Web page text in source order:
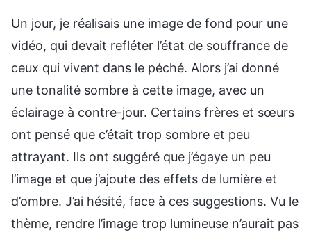
Un jour, je réalisais une image de fond pour une
vidéo, qui devait refléter l’état de souffrance de
ceux qui vivent dans le péché. Alors j’ai donné
une tonalité sombre à cette image, avec un
éclairage à contre-jour. Certains frères et sœurs
ont pensé que c’était trop sombre et peu
attrayant. Ils ont suggéré que j’égaye un peu
l’image et que j’ajoute des effets de lumière et
d’ombre. J’ai hésité, face à ces suggestions. Vu le
thème, rendre l’image trop lumineuse n’aurait pas